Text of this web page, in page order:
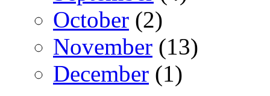
October (2)
November (13)
December (1)